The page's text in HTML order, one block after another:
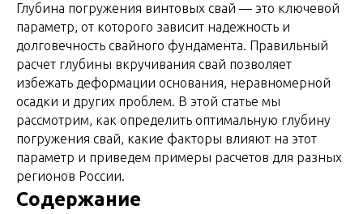
Глубина погружения винтовых свай — это ключевой
параметр, от которого зависит надежность и
долговечность свайного фундамента. Правильный
расчет глубины вкручивания свай позволяет
избежать деформации основания, неравномерной
осадки и других проблем. В этой статье мы
рассмотрим, как определить оптимальную глубину
погружения свай, какие факторы влияют на этот
параметр и приведем примеры расчетов для разных
регионов России.
Содержание